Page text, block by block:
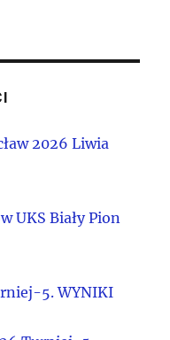
2026 Liwia
UKS Biały Pion
5. WYNIKI